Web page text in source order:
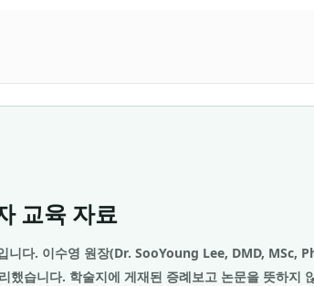
교육 자료
니다. 이수영 원장(Dr. SooYoung Lee, DMD, MSc,
습니다. 학술지에 게재된 증례보고 논문을 뜻하지